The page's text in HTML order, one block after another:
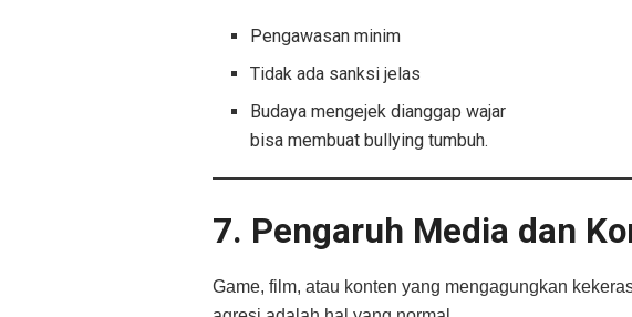
Pengawasan minim
Tidak ada sanksi jelas
Budaya mengejek dianggap wajar
bisa membuat bullying tumbuh.
7. Pengaruh Media dan
Game, film, atau konten yang mengagungkan